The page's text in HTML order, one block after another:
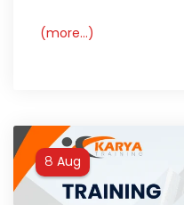
(more…)
8 Aug